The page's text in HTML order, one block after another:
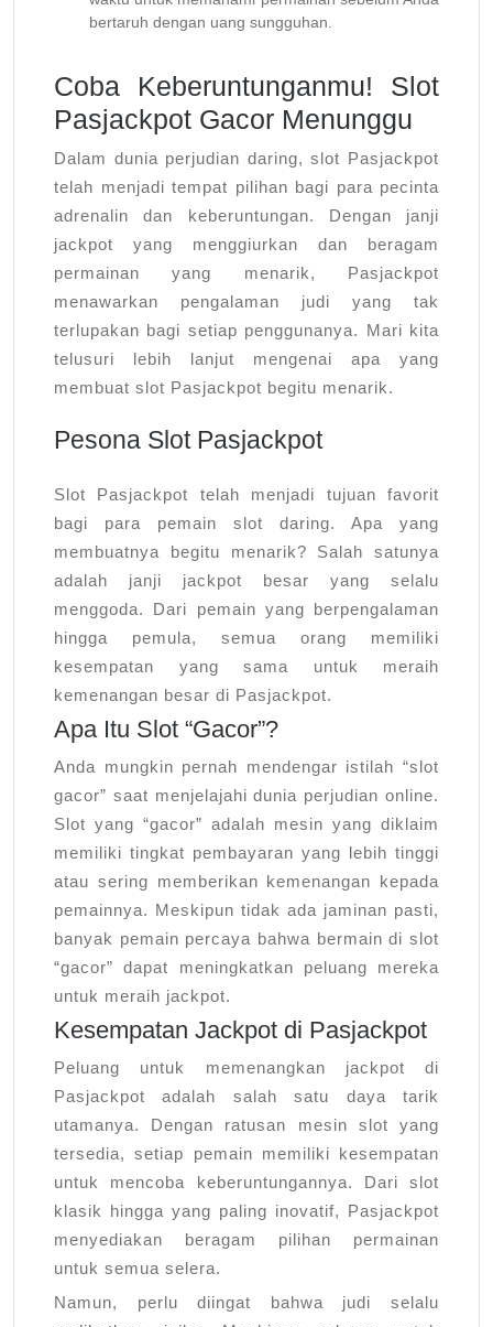
bertaruh dengan uang sungguhan.
Coba Keberuntunganmu! Slot
Pasjackpot Gacor Menunggu
Dalam dunia perjudian daring, slot Pasjackpot
telah menjadi tempat pilihan bagi para pecinta
adrenalin dan keberuntungan. Dengan janji
jackpot yang menggiurkan dan beragam
permainan yang menarik, Pasjackpot
menawarkan pengalaman judi yang tak
terlupakan bagi setiap penggunanya. Mari kita
telusuri lebih lanjut mengenai apa yang
membuat slot Pasjackpot begitu menarik.
Pesona Slot Pasjackpot
Slot Pasjackpot telah menjadi tujuan favorit
bagi para pemain slot daring. Apa yang
membuatnya begitu menarik? Salah satunya
adalah janji jackpot besar yang selalu
menggoda. Dari pemain yang berpengalaman
hingga pemula, semua orang memiliki
kesempatan yang sama untuk meraih
kemenangan besar di Pasjackpot.
Apa Itu Slot “Gacor”?
Anda mungkin pernah mendengar istilah “slot
gacor” saat menjelajahi dunia perjudian online.
Slot yang “gacor” adalah mesin yang diklaim
memiliki tingkat pembayaran yang lebih tinggi
atau sering memberikan kemenangan kepada
pemainnya. Meskipun tidak ada jaminan pasti,
banyak pemain percaya bahwa bermain di slot
“gacor” dapat meningkatkan peluang mereka
untuk meraih jackpot.
Kesempatan Jackpot di Pasjackpot
Peluang untuk memenangkan jackpot di
Pasjackpot adalah salah satu daya tarik
utamanya. Dengan ratusan mesin slot yang
tersedia, setiap pemain memiliki kesempatan
untuk mencoba keberuntungannya. Dari slot
klasik hingga yang paling inovatif, Pasjackpot
menyediakan beragam pilihan permainan
untuk semua selera.
Namun, perlu diingat bahwa judi selalu